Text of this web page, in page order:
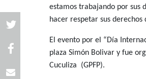
estamos trabajando por sus
hacer respetar sus
El evento por el “Día
plaza Simón Bolivar y fue
Cuculiza (GPFP).